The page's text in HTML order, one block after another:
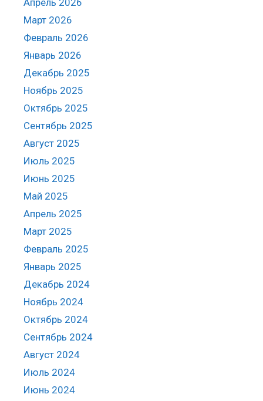
Апрель 2026
Март 2026
Февраль 2026
Январь 2026
Декабрь 2025
Ноябрь 2025
Октябрь 2025
Сентябрь 2025
Август 2025
Июль 2025
Июнь 2025
Май 2025
Апрель 2025
Март 2025
Февраль 2025
Январь 2025
Декабрь 2024
Ноябрь 2024
Октябрь 2024
Сентябрь 2024
Август 2024
Июль 2024
Июнь 2024